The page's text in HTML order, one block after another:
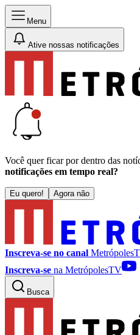
Menu
Ative nossas notificações
Você quer ficar por dentro das
notificações em tempo real?
Eu quero! Agora não
Inscreva-se no canal
Inscreva-se na MetrópolesTV
Busca